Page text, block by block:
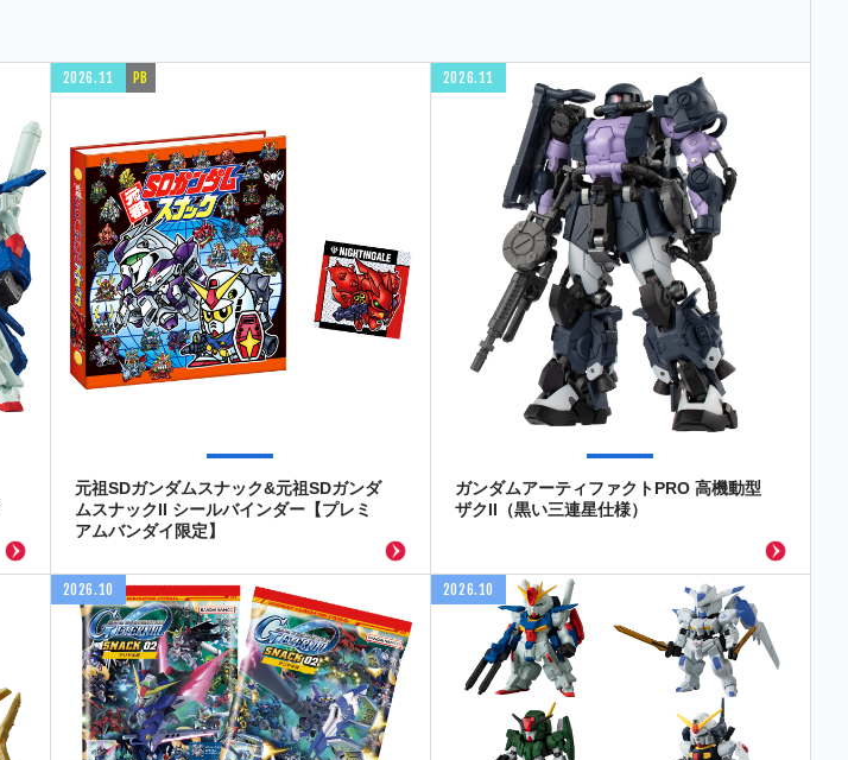
2026.11 PB
元祖SDガンダムスナック&元祖SDガンダ
ムスナックII シールバインダー【プレミ
アムバンダイ限定】
2026.11
ガンダムアーティファクトPRO 高機動型
ザクII（黒い三連星仕様）
2026.10 2026.10